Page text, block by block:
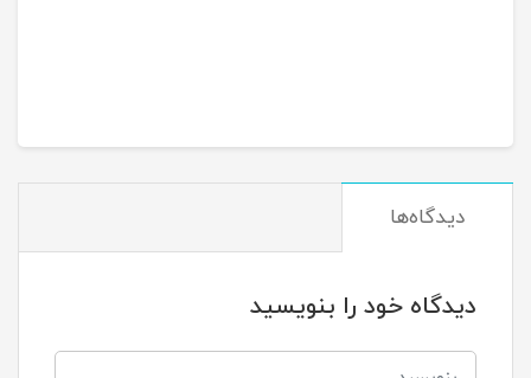
دیدگاه‌ها
دیدگاه خود را بنویسید